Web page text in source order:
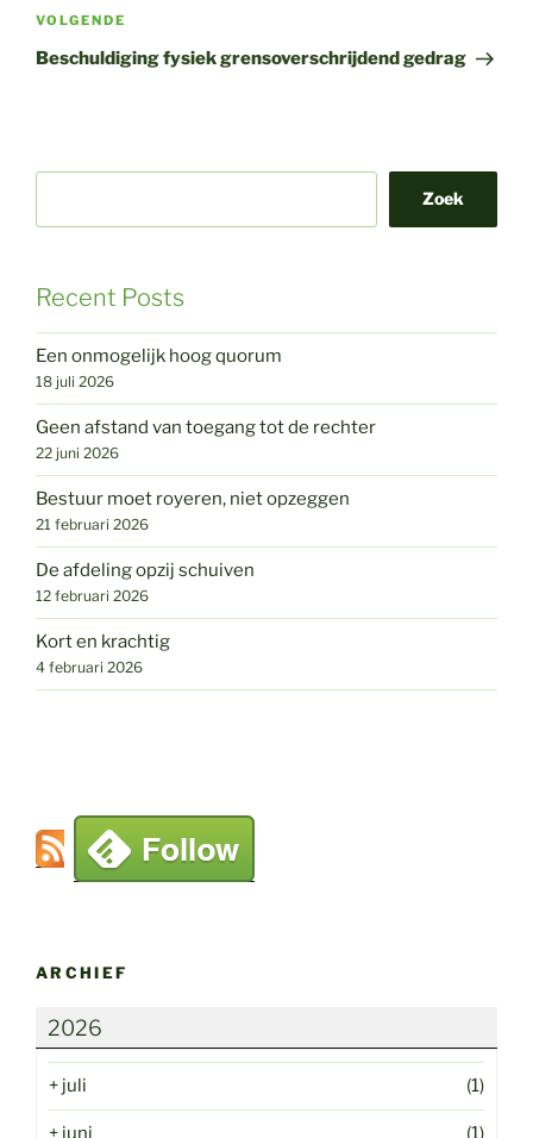
Volgend
bericht
VOLGENDE
Beschuldiging fysiek grensoverschrijdend gedrag
Zoek
Recent Posts
Een onmogelijk hoog quorum
18 juli 2026
Geen afstand van toegang tot de rechter
22 juni 2026
Bestuur moet royeren, niet opzeggen
21 februari 2026
De afdeling opzij schuiven
12 februari 2026
Kort en krachtig
4 februari 2026
ARCHIEF
2026
+ juli (1)
+ juni (1)